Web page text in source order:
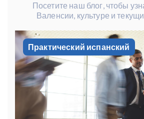
Посетите наш блог, чтобы
Валенсии, культуре и
Практический испанский